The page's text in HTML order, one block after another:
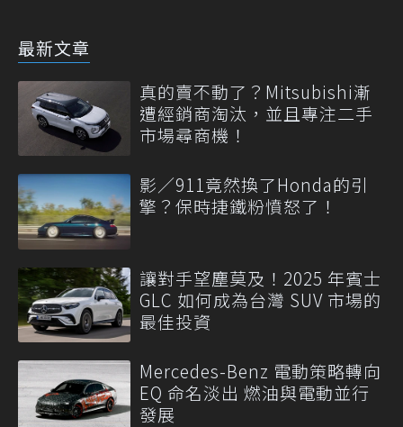
最新文章
真的賣不動了？Mitsubishi漸
遭經銷商淘汰，並且專注二手
市場尋商機！
影／911竟然換了Honda的引
擎？保時捷鐵粉憤怒了！
讓對手望塵莫及！2025 年賓士
GLC 如何成為台灣 SUV 市場的
最佳投資
Mercedes-Benz 電動策略轉向
EQ 命名淡出 燃油與電動並行
發展